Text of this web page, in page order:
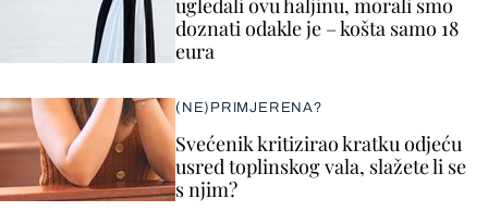
doznati odakle je – košta samo 18
eura
(NE)PRIMJERENA?
Svećenik kritizirao kratku odjeću
usred toplinskog vala, slažete li se
s njim?